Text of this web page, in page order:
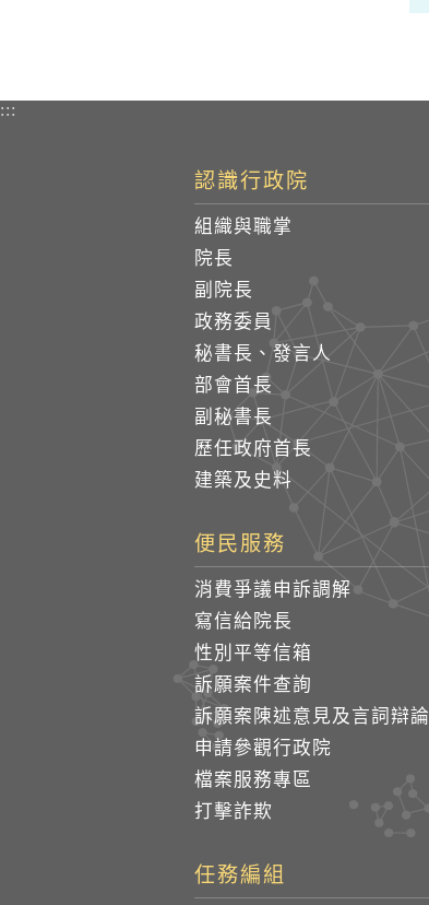
:::
認識行政院
組織與職掌
院長
副院長
政務委員
秘書長、發言人
部會首長
副秘書長
歷任政府首長
建築及史料
便民服務
消費爭議申訴調解
寫信給院長
性別平等信箱
訴願案件查詢
訴願案陳述意見及言詞辯論
申請參觀行政院
檔案服務專區
打擊詐欺
任務編組